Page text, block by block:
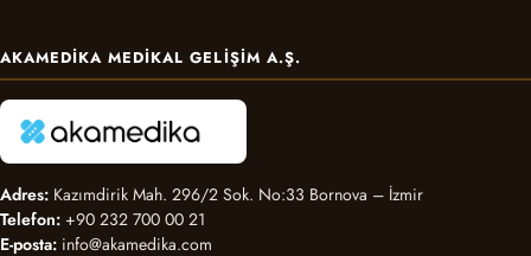
AKAMEDIKA MEDIKAL GELIŞIM A.Ş.
Adres: Kazımdirik Mah. 296/2 Sok. No:33 Bornova – İzmir
Telefon: +90 232 700 00 21
E-posta: info@akamedika.com